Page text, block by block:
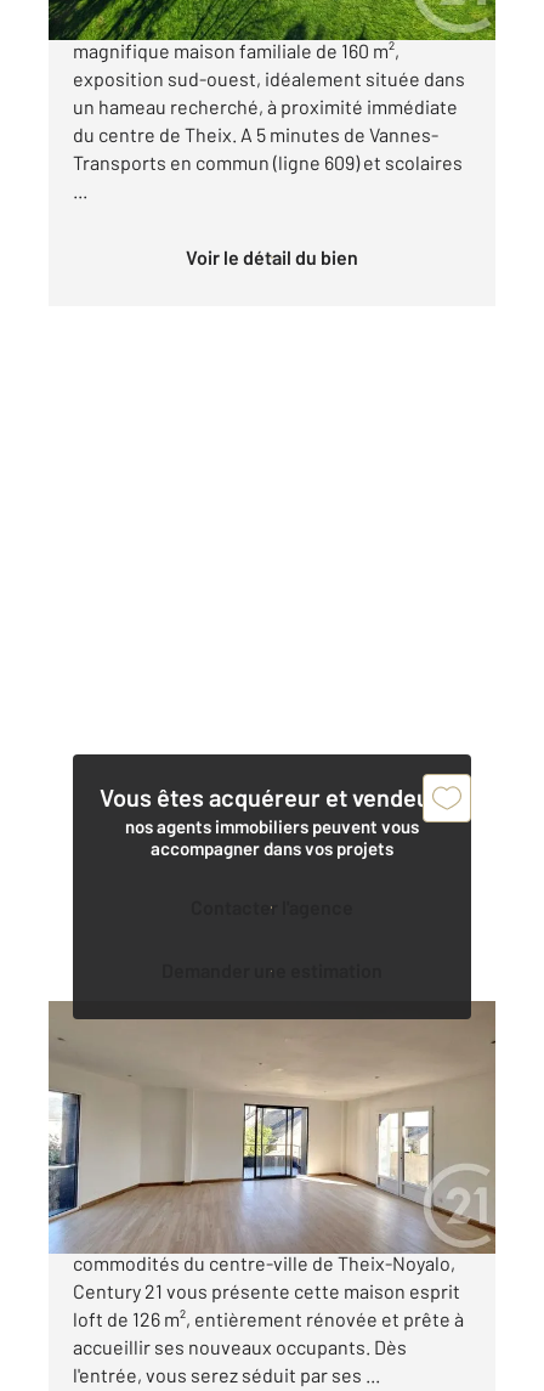
Century 21 Tex'Immo vous propose cette
magnifique maison familiale de 160 m²,
exposition sud-ouest, idéalement située dans
un hameau recherché, à proximité immédiate
du centre de Theix. A 5 minutes de Vannes-
Transports en commun (ligne 609) et scolaires
Voir le détail du bien
Vous êtes acquéreur et vendeur,
nos agents immobiliers peuvent vous
accompagner dans vos projets
Contacter l'agence
Demander une estimation
Ref : 1821
299 800 €
À quelques pas des commerces et des
commodités du centre-ville de Theix-Noyalo,
Century 21 vous présente cette maison esprit
loft de 126 m², entièrement rénovée et prête à
accueillir ses nouveaux occupants. Dès
l'entrée, vous serez séduit par ses ...